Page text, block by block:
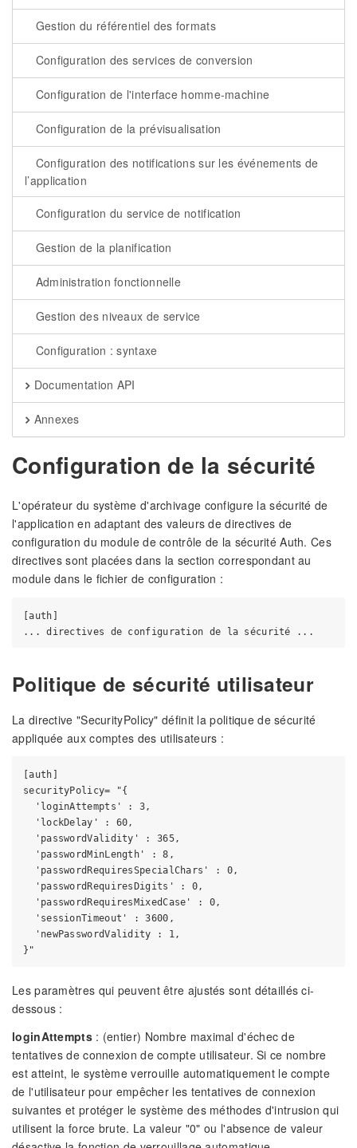
Gestion du référentiel des formats
Configuration des services de conversion
Configuration de l'interface homme-machine
Configuration de la prévisualisation
Configuration des notifications sur les événements de
l’application
Configuration du service de notification
Gestion de la planification
Administration fonctionnelle
Gestion des niveaux de service
Configuration : syntaxe
Documentation API
Annexes
Configuration de la sécurité
L'opérateur du système d'archivage configure la sécurité de
l'application en adaptant des valeurs de directives de
configuration du module de contrôle de la sécurité Auth. Ces
directives sont placées dans la section correspondant au
module dans le fichier de configuration :
[auth]
Politique de sécurité utilisateur
La directive "SecurityPolicy" définit la politique de sécurité
appliquée aux comptes des utilisateurs :
[auth]
securityPolicy= "{
  'loginAttempts' : 3,
  'lockDelay' : 60,
  'passwordValidity' : 365,
  'passwordMinLength' : 8,
  'passwordRequiresSpecialChars' : 0,
  'passwordRequiresDigits' : 0,
  'passwordRequiresMixedCase' : 0,
  'sessionTimeout' : 3600,
  'newPasswordValidity : 1,
Les paramètres qui peuvent être ajustés sont détaillés ci-
dessous :
loginAttempts: (entier) Nombre maximal d'échec de
tentatives de connexion de compte utilisateur. Si ce nombre
est atteint, le système verrouille automatiquement le compte
de l'utilisateur pour empêcher les tentatives de connexion
suivantes et protéger le système des méthodes d'intrusion qui
utilisent la force brute. La valeur "0" ou l'absence de valeur